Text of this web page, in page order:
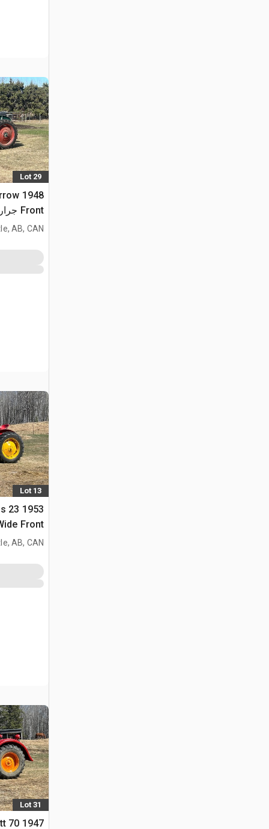
Lot 29
Front جرار تاريخي
AB, CAN
Lot 13
23
Front
جرار
AB, CAN
Lot 31
70